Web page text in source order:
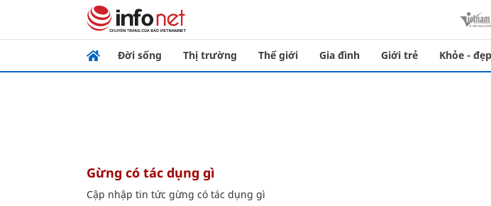
Đời sống Thị trường Thế giới Gia đình Giới trẻ Khỏe - đẹp
gừng có tác dụng gì
Cập nhập tin tức gừng có tác dụng gì